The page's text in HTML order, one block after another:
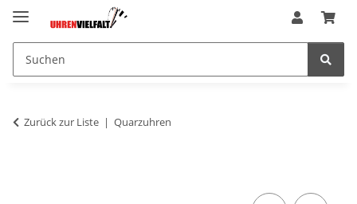
Zurück zur Liste Quarzuhren